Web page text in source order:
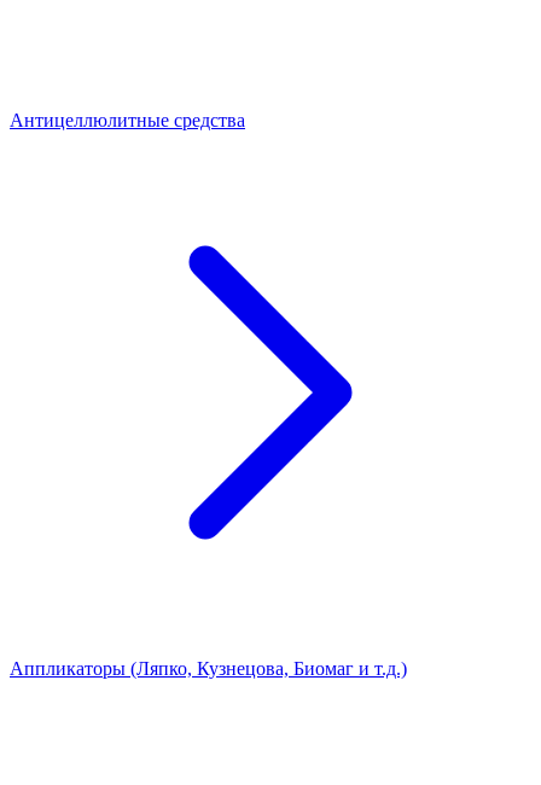
Антицеллюлитные средства
Аппликаторы (Ляпко, Кузнецова, Биомаг и т.д.)